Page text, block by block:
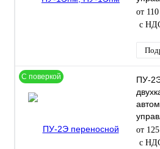
от
с
С поверкой
ПУ-
от
с